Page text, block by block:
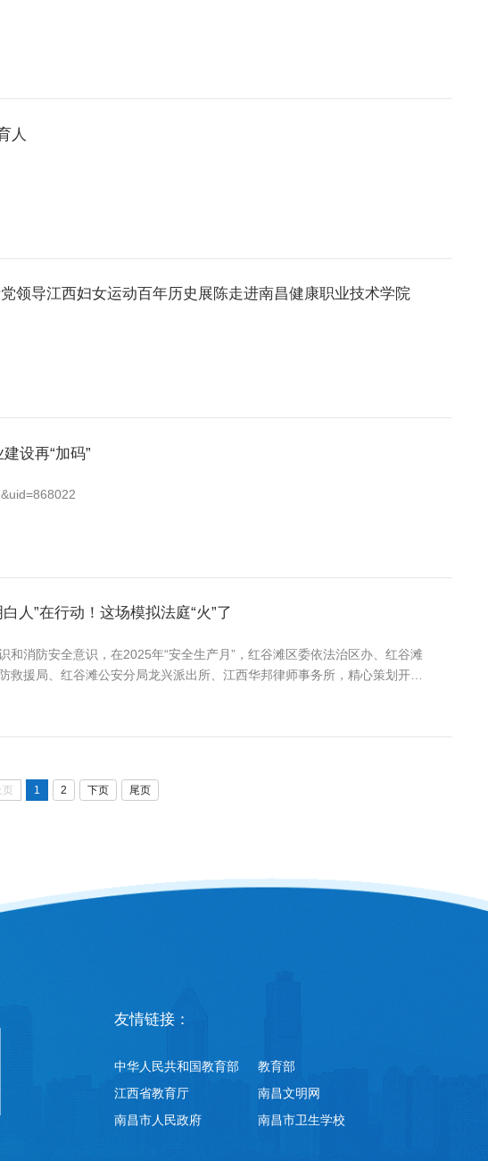
人
导江西妇女运动百年历史展陈走进南昌健康职业技术学院
设再“加码”
人”在行动！这场模拟法庭“火”了
和消防安全意识，在2025年“安全生产月”，红谷滩区委依法治区办、红谷滩
援局、红谷滩公安分局龙兴派出所、江西华邦律师事务所，精心策划开展
页 1 2 下页 尾页
友情链接：
中华人民共和国教育部
教育部
江西省教育厅
南昌文明网
南昌市人民政府
南昌市卫生学校